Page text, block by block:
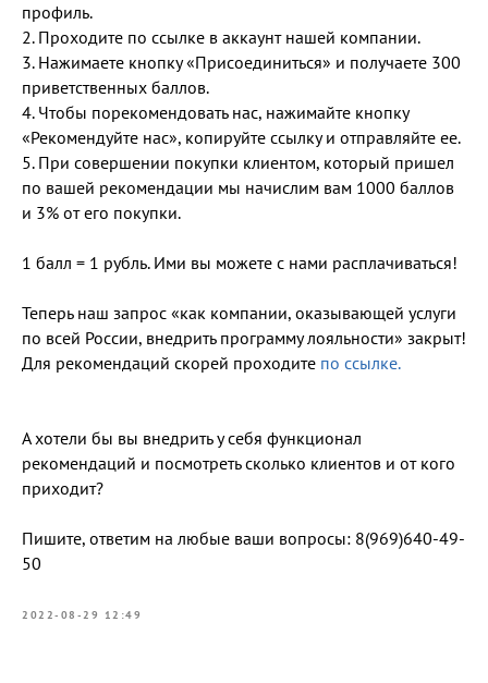
профиль.
2. Проходите по ссылке в аккаунт нашей компании.
3. Нажимаете кнопку «Присоединиться» и получаете 300
приветственных баллов.
4. Чтобы порекомендовать нас, нажимайте кнопку
«Рекомендуйте нас», копируйте ссылку и отправляйте ее.
5. При совершении покупки клиентом, который пришел
по вашей рекомендации мы начислим вам 1000 баллов
и 3% от его покупки.
1 балл = 1 рубль. Ими вы можете с нами расплачиваться!
Теперь наш запрос «как компании, оказывающей услуги
по всей России, внедрить программу лояльности» закрыт!
Для рекомендаций скорей проходите по ссылке.
А хотели бы вы внедрить у себя функционал
рекомендаций и посмотреть сколько клиентов и от кого
приходит?
Пишите, ответим на любые ваши вопросы: 8(969)640-49-
50
2022-08-29 12:49